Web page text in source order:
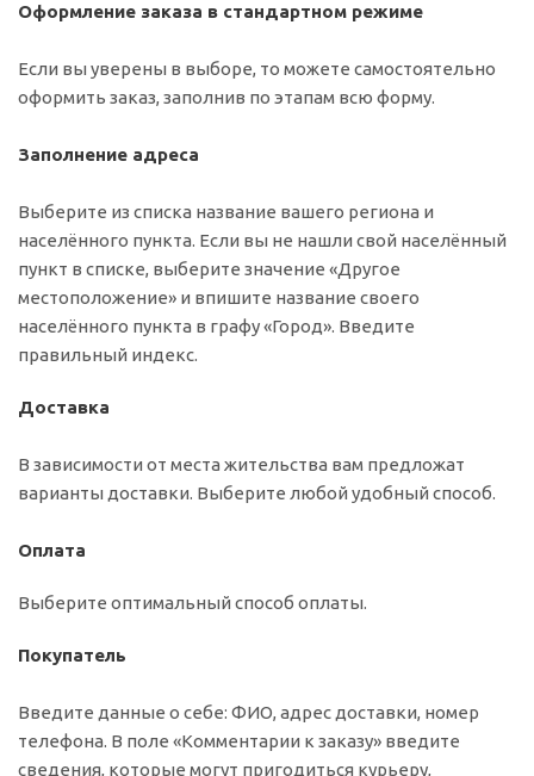
Оформление заказа в стандартном режиме
Если вы уверены в выборе, то можете самостоятельно
оформить заказ, заполнив по этапам всю форму.
Заполнение адреса
Выберите из списка название вашего региона и
населённого пункта. Если вы не нашли свой населённый
пункт в списке, выберите значение «Другое
местоположение» и впишите название своего
населённого пункта в графу «Город». Введите
правильный индекс.
Доставка
В зависимости от места жительства вам предложат
варианты доставки. Выберите любой удобный способ.
Оплата
Выберите оптимальный способ оплаты.
Покупатель
Введите данные о себе: ФИО, адрес доставки, номер
телефона. В поле «Комментарии к заказу» введите
сведения, которые могут пригодиться курьеру,